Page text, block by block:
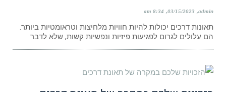
admin
03/15/2023
8:34 am
תאונות דרכים יכולות להיות חוויות מלחיצות וטראומטיות ביותר.
הם עלולים לגרום לפגיעות פיזיות ונפשיות קשות, שלא לדבר